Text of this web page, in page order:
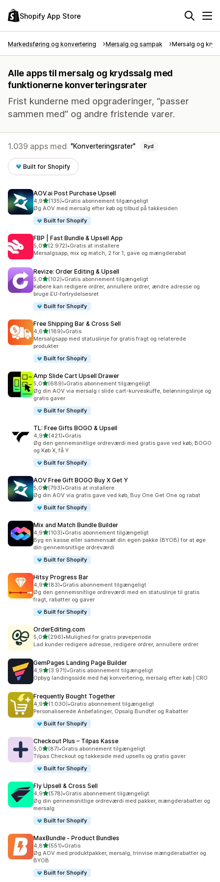
Shopify App Store
Markedsføring og konvertering Mersalg og sampak Mersalg og
Alle apps til mersalg og krydssalg med
funktionerne konverteringsrater
Frist kunderne med opgraderinger, “passer
sammen med” og andre fristende varer.
1.039 apps med Konverteringsrater Ryd
Built for Shopify
AOV.ai Post Purchase Upsell
4,9ud af 5 stjerner
(135)
135 anmeldelser i alt
•Gratis abonnement tilgængeligt
Øg AOV med mersalg efter køb og tilbud på takkesiden
Built for Shopify
FBP | Fast Bundle & Upsell App
5,0ud af 5 stjerner
(2.972)
2972 anmeldelser i alt
•Gratis at installere
Mersalgsapp, mix og match, 2 for 1, gave og mængderabat
Revize: Order Editing & Upsell
5,0ud af 5 stjerner
(102)
102 anmeldelser i alt
•Gratis abonnement tilgængeligt
Købere kan redigere ordrer, annullere ordrer, ændre adresse og
bruge EU-fortrydelsesret
Built for Shopify
Free Shipping Bar & Cross Sell
4,6ud af 5 stjerner
(189)
189 anmeldelser i alt
•Gratis
Mersalgsapp med statuslinje for gratis fragt og relaterede
produkter
Built for Shopify
Amp Slide Cart Upsell Drawer
5,0ud af 5 stjerner
(689)
689 anmeldelser i alt
•Gratis abonnement tilgængeligt
Øg din AOV via mersalg i slide cart-kurveskuffe, belønningslinje og
gratis gaver
Built for Shopify
TL: Free Gifts BOGO & Upsell
4,9ud af 5 stjerner
(421)
421 anmeldelser i alt
•Gratis
Øg den gennemsnitlige ordreværdi med gratis gave ved køb, BOGO
og Køb X, få Y
Built for Shopify
AOV Free Gift BOGO Buy X Get Y
5,0ud af 5 stjerner
(793)
793 anmeldelser i alt
•Gratis at installere
Øg din AOV via gratis gave ved køb, Buy One Get One og rabat
Built for Shopify
Mix and Match Bundle Builder
4,9ud af 5 stjerner
(103)
103 anmeldelser i alt
•Gratis abonnement tilgængeligt
Byg en kasse eller sammensæt din egen pakke (BYOB) for at øge
din gennemsnitlige ordreværdi
Built for Shopify
Hitsy Progress Bar
4,9ud af 5 stjerner
(83)
83 anmeldelser i alt
•Gratis abonnement tilgængeligt
Øg den gennemsnitlige ordreværdi med en statuslinje til gratis
fragt, rabatter og gaver
Built for Shopify
OrderEditing.com
5,0ud af 5 stjerner
(296)
296 anmeldelser i alt
•Mulighed for gratis prøveperiode
Lad kunder redigere adresse, redigere ordrer, annullere ordrer
GemPages Landing Page Builder
4,9ud af 5 stjerner
(3.971)
3971 anmeldelser i alt
•Gratis abonnement tilgængeligt
Opbyg landingsside med høj konvertering, mersalg efter køb | CRO
Frequently Bought Together
4,9ud af 5 stjerner
(1.030)
1030 anmeldelser i alt
•Gratis abonnement tilgængeligt
Personaliserede Anbefalinger, Opsalg Bundter og Rabatter
Built for Shopify
Checkout Plus – Tilpas Kasse
5,0ud af 5 stjerner
(87)
87 anmeldelser i alt
•Gratis abonnement tilgængeligt
Tilpas Checkout og takkeside med upsells og gratis gaver
Built for Shopify
Fly Upsell & Cross Sell
4,9ud af 5 stjerner
(578)
578 anmeldelser i alt
•Gratis abonnement tilgængeligt
Øg din gennemsnitlige ordreværdi med pakker, mængderabatter og
mersalg
Built for Shopify
MaxBundle ‑ Product Bundles
4,8ud af 5 stjerner
(551)
551 anmeldelser i alt
•Gratis
Øg AOV med produktpakker, mersalg, trinvise mængderabatter og
BYOB
Built for Shopify